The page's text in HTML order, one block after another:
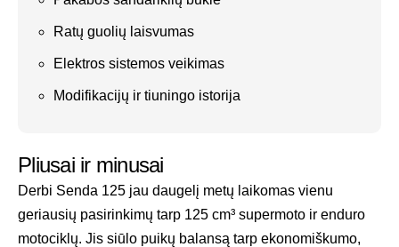
Ratų guolių laisvumas
Elektros sistemos veikimas
Modifikacijų ir tiuningo istorija
Pliusai ir minusai
Derbi Senda 125 jau daugelį metų laikomas vienu
geriausių pasirinkimų tarp 125 cm³ supermoto ir enduro
motociklų. Jis siūlo puikų balansą tarp ekonomiškumo,